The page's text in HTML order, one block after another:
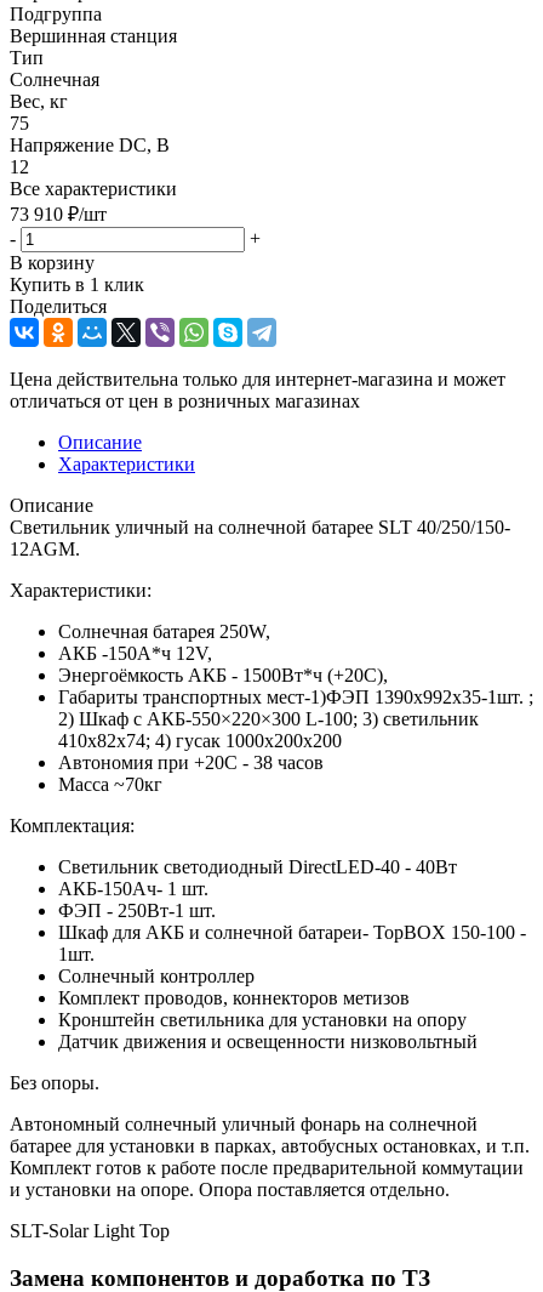
Подгруппа
Вершинная станция
Тип
Солнечная
Вес, кг
75
Напряжение DC, В
12
Все характеристики
73 910 ₽/шт
-
+
В корзину
Купить в 1 клик
Поделиться
Цена действительна только для интернет-магазина и может
отличаться от цен в розничных магазинах
Описание
Характеристики
Описание
Светильник уличный на солнечной батарее SLT 40/250/150-
12AGM.
Характеристики:
Солнечная батарея 250W,
АКБ -150А*ч 12V,
Энергоёмкость АКБ - 1500Вт*ч (+20С),
Габариты транспортных мест-1)ФЭП 1390x992x35-1шт. ;
2) Шкаф с АКБ-550×220×300 L-100; 3) светильник
410x82x74; 4) гусак 1000х200х200
Автономия при +20С - 38 часов
Масса ~70кг
Комплектация:
Светильник светодиодный DirectLED-40 - 40Вт
АКБ-150Ач- 1 шт.
ФЭП - 250Вт-1 шт.
Шкаф для АКБ и солнечной батареи- TopBOX 150-100 -
1шт.
Солнечный контроллер
Комплект проводов, коннекторов метизов
Кронштейн светильника для установки на опору
Датчик движения и освещенности низковольтный
Без опоры.
Автономный солнечный уличный фонарь на солнечной
батарее для установки в парках, автобусных остановках, и т.п.
Комплект готов к работе после предварительной коммутации
и установки на опоре. Опора поставляется отдельно.
SLT-Solar Light Top
Замена компонентов и доработка по ТЗ